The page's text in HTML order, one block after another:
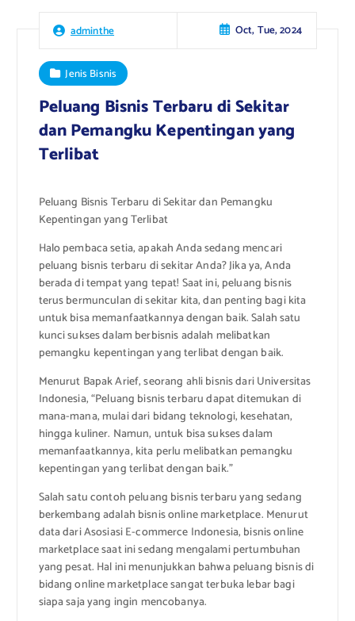
adminthe Oct, Tue, 2024
Jenis Bisnis
Peluang Bisnis Terbaru di Sekitar
dan Pemangku Kepentingan yang
Terlibat
Peluang Bisnis Terbaru di Sekitar dan Pemangku
Kepentingan yang Terlibat
Halo pembaca setia, apakah Anda sedang mencari
peluang bisnis terbaru di sekitar Anda? Jika ya, Anda
berada di tempat yang tepat! Saat ini, peluang bisnis
terus bermunculan di sekitar kita, dan penting bagi kita
untuk bisa memanfaatkannya dengan baik. Salah satu
kunci sukses dalam berbisnis adalah melibatkan
pemangku kepentingan yang terlibat dengan baik.
Menurut Bapak Arief, seorang ahli bisnis dari Universitas
Indonesia, “Peluang bisnis terbaru dapat ditemukan di
mana-mana, mulai dari bidang teknologi, kesehatan,
hingga kuliner. Namun, untuk bisa sukses dalam
memanfaatkannya, kita perlu melibatkan pemangku
kepentingan yang terlibat dengan baik.”
Salah satu contoh peluang bisnis terbaru yang sedang
berkembang adalah bisnis online marketplace. Menurut
data dari Asosiasi E-commerce Indonesia, bisnis online
marketplace saat ini sedang mengalami pertumbuhan
yang pesat. Hal ini menunjukkan bahwa peluang bisnis di
bidang online marketplace sangat terbuka lebar bagi
siapa saja yang ingin mencobanya.